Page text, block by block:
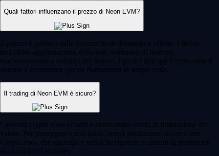
Quali fattori influenzano il prezzo di Neon EVM?
Il prezzo è guidato dalle dinamiche di domanda e offerta. I fattori
includono aggiornamenti della rete, sentiment di mercato,
macroeconomia e sviluppi del settore. I grafici dell'app Crypto.com ti
aiutano a monitorare queste fluttuazioni in tempo reale.
Il trading di Neon EVM è sicuro?
I mercati crypto sono volatili e comportano rischi di fluttuazione del
valore. Per proteggere i tuoi fondi, scegli piattaforme sicure come
Crypto.com, che garantisce verifiche rigorose e sistemi di protezione
avanzati (cold storage).